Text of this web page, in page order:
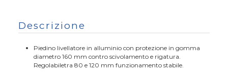
Descrizione
Piedino livellatore in alluminio con protezione in gomma
diametro 160 mm contro scivolamento e rigatura.
Regolabiletra 80 e 120 mm funzionamento stabile.